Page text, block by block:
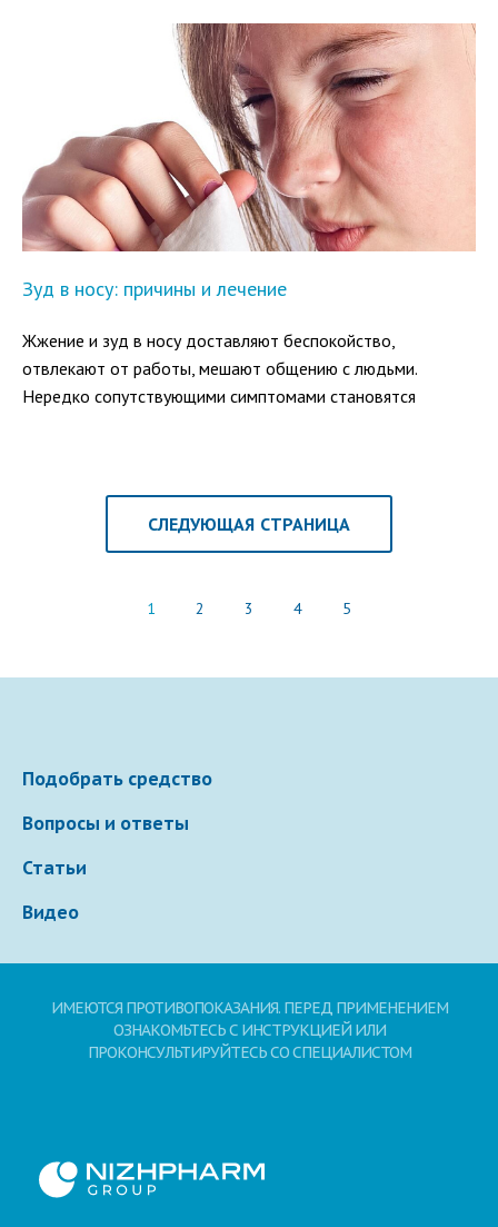
Зуд в носу: причины и лечение
Жжение и зуд в носу доставляют беспокойство,
отвлекают от работы, мешают общению с людьми.
Нередко сопутствующими симптомами становятся
СЛЕДУЮЩАЯ СТРАНИЦА
1 2 3 4 5
Подобрать средство
Вопросы и ответы
Статьи
Видео
ИМЕЮТСЯ ПРОТИВОПОКАЗАНИЯ. ПЕРЕД ПРИМЕНЕНИЕМ
ОЗНАКОМЬТЕСЬ С ИНСТРУКЦИЕЙ ИЛИ
ПРОКОНСУЛЬТИРУЙТЕСЬ СО СПЕЦИАЛИСТОМ